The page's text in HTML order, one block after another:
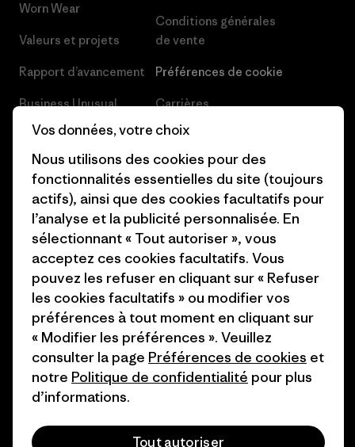
Worn Wear
Valeurs et projets
Rapport d’avancement
Business Unusual
Objectifs climatiques
1% For The Planet
Comment nous
finançons
Nos magasins
Conditions générales
de vente
Préférences de cookie
Carrières
Presse et media
Industry program
Programme d’affiliation
Patagonia Luxembourg Plan du
site
© 2026 Patagonia, Inc. All Rights Reserved.
Vos données, votre choix
Nous utilisons des cookies pour des
fonctionnalités essentielles du site (toujours
actifs), ainsi que des cookies facultatifs pour
l’analyse et la publicité personnalisée. En
sélectionnant « Tout autoriser », vous
acceptez ces cookies facultatifs. Vous
pouvez les refuser en cliquant sur « Refuser
les cookies facultatifs » ou modifier vos
préférences à tout moment en cliquant sur
« Modifier les préférences ». Veuillez
consulter la page Préférences de cookies et
notre Politique de confidentialité pour plus
d’informations.
Tout autoriser